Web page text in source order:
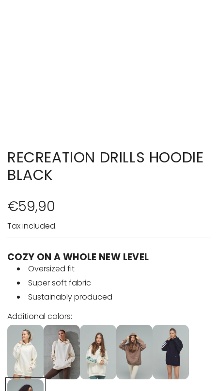
RECREATION DRILLS HOODIE
BLACK
R
e
g
a
r
p
r
€59,90
Tax included.
COZY ON A WHOLE NEW LEVEL
Oversized fit
Super soft fabric
Sustainably produced
Additional colors: